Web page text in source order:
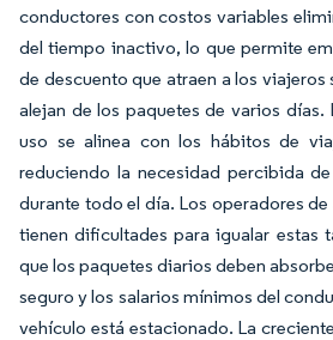
conductores con costos variables
del tiempo inactivo, lo que permite
de descuento que atraen a los viajeros
alejan de los paquetes de varios días.
uso se alinea con los hábitos de
reduciendo la necesidad percibida
durante todo el día. Los operadores
tienen dificultades para igualar estas
que los paquetes diarios deben
seguro y los salarios mínimos del
vehículo está estacionado. La